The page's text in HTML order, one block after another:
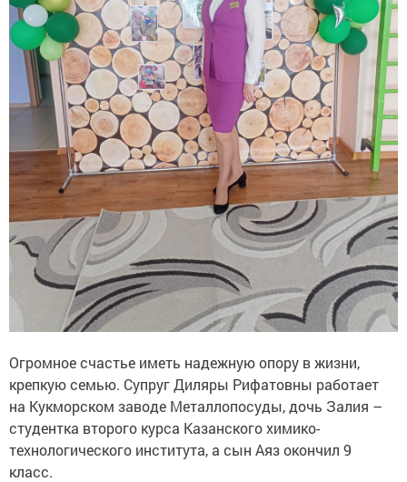
Огромное счастье иметь надежную опору в жизни,
крепкую семью. Супруг Диляры Рифатовны работает
на Кукморском заводе Металлопосуды, дочь Залия –
студентка второго курса Казанского химико-
технологического института, а сын Аяз окончил 9
класс.